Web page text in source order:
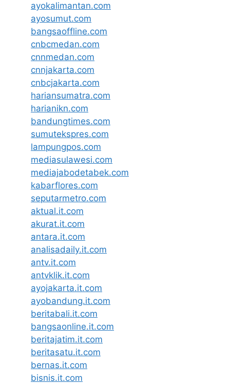
ayokalimantan.com
ayosumut.com
bangsaoffline.com
cnbcmedan.com
cnnmedan.com
cnnjakarta.com
cnbcjakarta.com
hariansumatra.com
harianikn.com
bandungtimes.com
sumutekspres.com
lampungpos.com
mediasulawesi.com
mediajabodetabek.com
kabarflores.com
seputarmetro.com
aktual.it.com
akurat.it.com
antara.it.com
analisadaily.it.com
antv.it.com
antvklik.it.com
ayojakarta.it.com
ayobandung.it.com
beritabali.it.com
bangsaonline.it.com
beritajatim.it.com
beritasatu.it.com
bernas.it.com
bisnis.it.com